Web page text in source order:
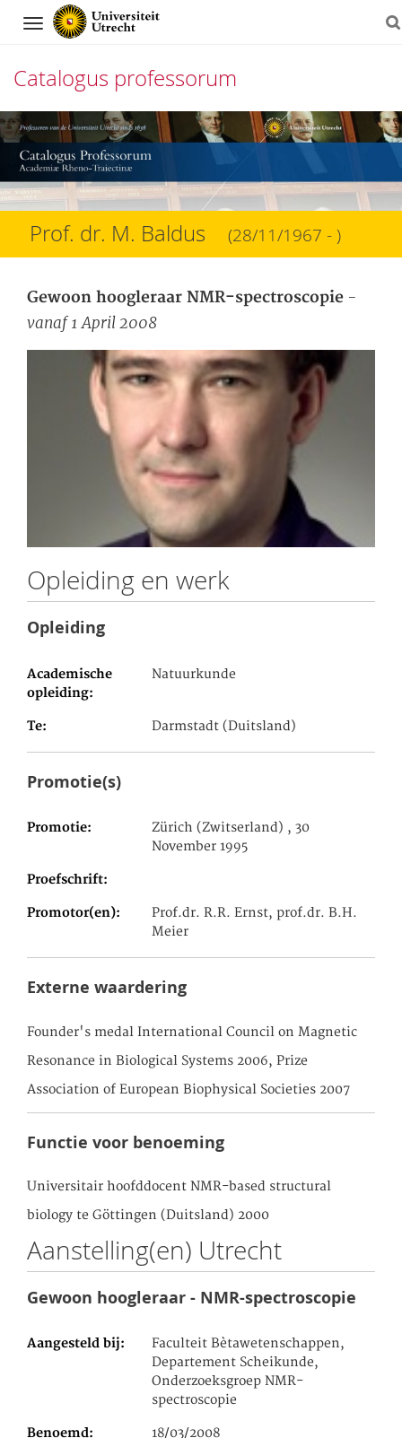
Navigation
Catalogus professorum
Direct
naar
het
inhoud
Prof. dr. M. Baldus (28/11/1967 - )
Gewoon hoogleraar NMR-spectroscopie -
vanaf 1 April 2008
Opleiding en werk
Opleiding
Academische
opleiding
Natuurkunde
Te Darmstadt (Duitsland)
Promotie(s)
Promotie
Zürich (Zwitserland) , 30
November 1995
Proefschrift
Promotor(en)
Prof.dr. R.R. Ernst, prof.dr. B.H.
Meier
Externe waardering
Founder's medal International Council on Magnetic
Resonance in Biological Systems 2006, Prize
Association of European Biophysical Societies 2007
Functie voor benoeming
Universitair hoofddocent NMR-based structural
biology te Göttingen (Duitsland) 2000
Aanstelling(en) Utrecht
Gewoon hoogleraar - NMR-spectroscopie
Aangesteld bij
Faculteit Bètawetenschappen,
Departement Scheikunde,
Onderzoeksgroep NMR-
spectroscopie
Benoemd 18/03/2008